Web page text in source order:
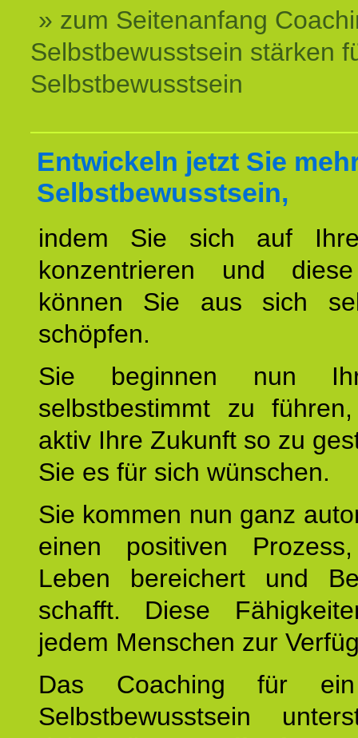
» zum Seitenanfang
Selbstbewusstsein stärken
Selbstbewusstsein
Entwickeln jetzt Sie
Selbstbewusstsein,
indem Sie sich auf
konzentrieren und
können Sie aus sich
schöpfen.
Sie beginnen nun
selbstbestimmt zu
aktiv Ihre Zukunft so zu
Sie es für sich wünschen.
Sie kommen nun ganz
einen positiven
Leben bereichert und
schafft. Diese
jedem Menschen zur
Das Coaching für
Selbstbewusstsein